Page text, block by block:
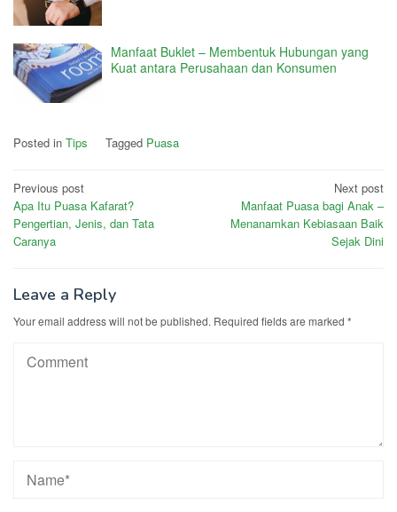
Manfaat Buklet – Membentuk Hubungan yang
Kuat antara Perusahaan dan Konsumen
Posted in Tips Tagged Puasa
Post
navigation
Previous post
Apa Itu Puasa Kafarat?
Pengertian, Jenis, dan Tata
Caranya
Next post
Manfaat Puasa bagi Anak –
Menanamkan Kebiasaan Baik
Sejak Dini
Leave a Reply
Your email address will not be published. Required fields are marked *